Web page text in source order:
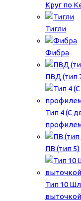
Круг по
Тигли
Фибра
ПВД (тип
Тип 4 (С
ПВ (тип 5)
Тип 10
выточкой